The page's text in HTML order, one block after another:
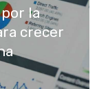
la
crecer